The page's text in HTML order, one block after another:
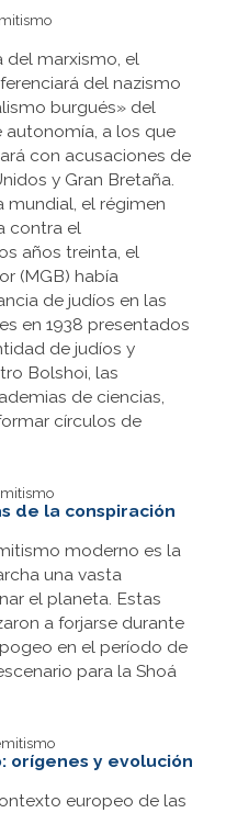
del marxismo, el
del nazismo
burgués» del
a los que
con acusaciones de
y Gran Bretaña.
mundial, el régimen
contra el
años treinta, el
(MGB) había
de judíos en las
en 1938 presentados
de judíos y
Bolshoi, las
de ciencias,
círculos de
de la conspiración
moderno es la
una vasta
el planeta. Estas
a forjarse durante
en el período de
para la Shoá
orígenes y evolución
europeo de las